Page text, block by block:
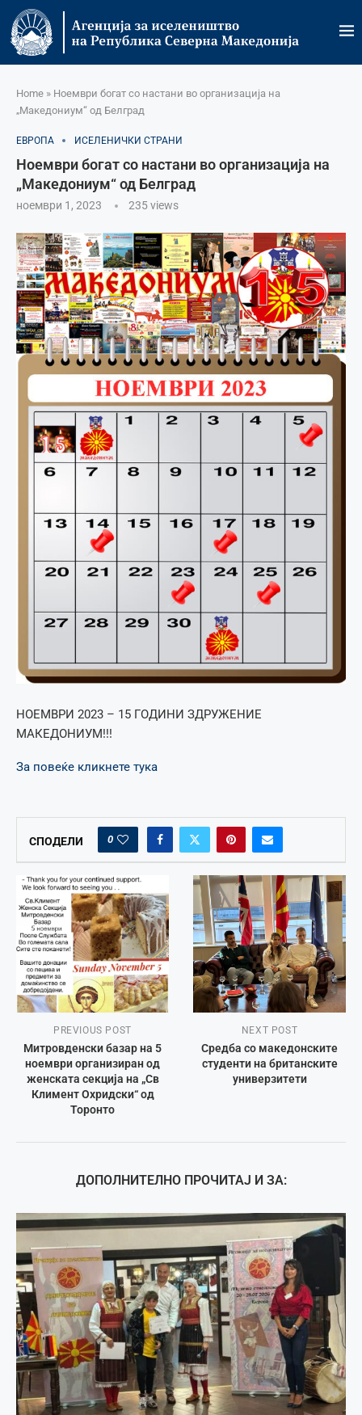
Home » Ноември богат со настани во организација на
„Македониум“ од Белград
ЕВРОПА ИСЕЛЕНИЧКИ СТРАНИ
Ноември богат со настани во организација на
„Македониум“ од Белград
ноември 1, 2023 235views
НОЕМВРИ 2023 – 15 ГОДИНИ ЗДРУЖЕНИЕ
МАКЕДОНИУМ!!!
За повеќе кликнете тука
СПОДЕЛИ 0
PREVIOUS POST
Митровденски базар на 5
ноември организиран од
женската секција на „Св
Климент Охридски“ од
Торонто
NEXT POST
Средба со македонските
студенти на британските
универзитети
ДОПОЛНИТЕЛНО ПРОЧИТАЈ И ЗА: